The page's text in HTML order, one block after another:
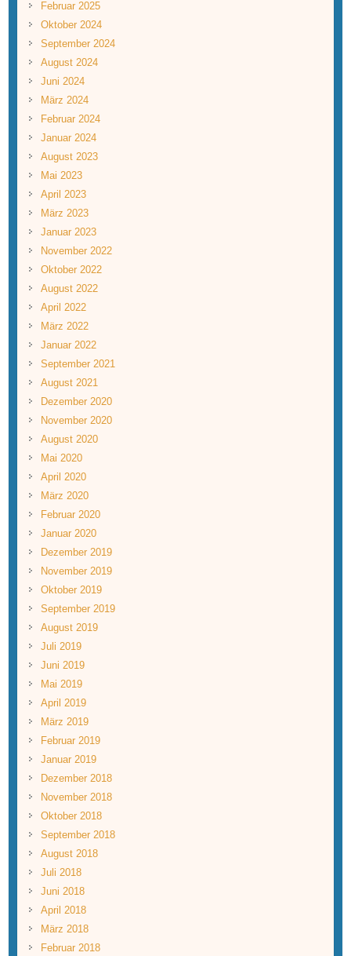
Februar 2025
Oktober 2024
September 2024
August 2024
Juni 2024
März 2024
Februar 2024
Januar 2024
August 2023
Mai 2023
April 2023
März 2023
Januar 2023
November 2022
Oktober 2022
August 2022
April 2022
März 2022
Januar 2022
September 2021
August 2021
Dezember 2020
November 2020
August 2020
Mai 2020
April 2020
März 2020
Februar 2020
Januar 2020
Dezember 2019
November 2019
Oktober 2019
September 2019
August 2019
Juli 2019
Juni 2019
Mai 2019
April 2019
März 2019
Februar 2019
Januar 2019
Dezember 2018
November 2018
Oktober 2018
September 2018
August 2018
Juli 2018
Juni 2018
April 2018
März 2018
Februar 2018